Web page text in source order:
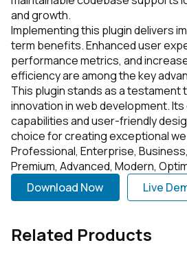
and growth.
Implementing this plugin delivers
term benefits. Enhanced user
performance metrics, and
efficiency are among the key
This plugin stands as a testament
innovation in web development.
capabilities and user-friendly
choice for creating exceptional
Professional, Enterprise,
Premium, Advanced, Modern,
Download Now
Live
Related Products